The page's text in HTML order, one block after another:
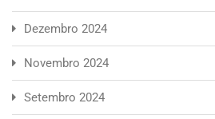
Dezembro 2024
Novembro 2024
Setembro 2024